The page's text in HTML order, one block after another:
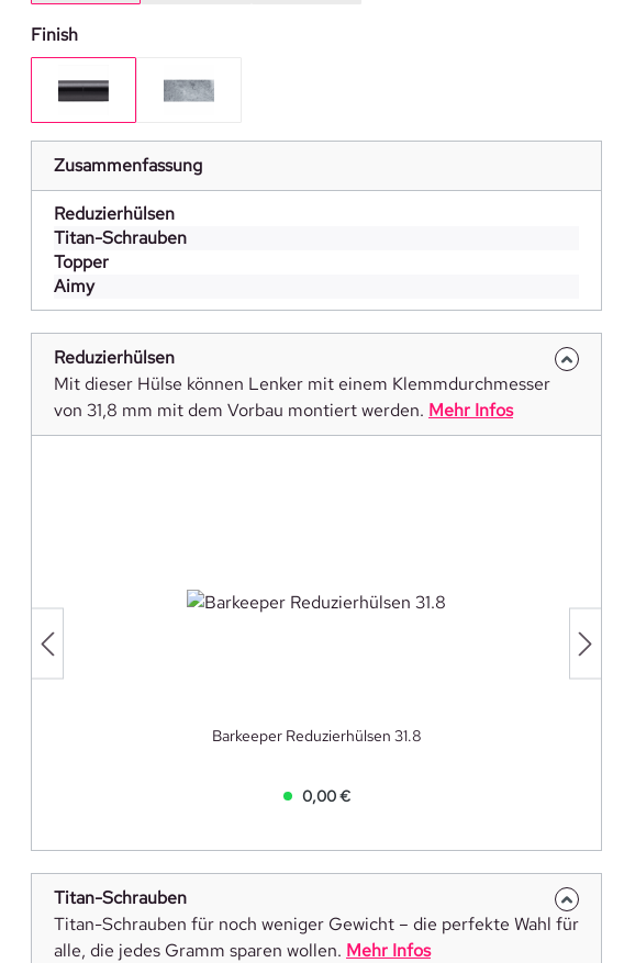
Finishauswählen
schwarz ano RFF (Raw Forged Finish)
Zusammenfassung
Reduzierhülsen
Titan-Schrauben
Topper
Aimy
Reduzierhülsen
Mit dieser Hülse können Lenker mit einem Klemmdurchmesser
von 31,8 mm mit dem Vorbau montiert werden. Mehr Infos
Barkeeper Reduzierhülsen 31.8
0,00 €
Titan-Schrauben
Titan-Schrauben für noch weniger Gewicht – die perfekte Wahl für
alle, die jedes Gramm sparen wollen. Mehr Infos